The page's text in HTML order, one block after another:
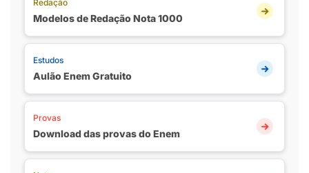
Redação
Modelos de Redação Nota 1000
Estudos
Aulão Enem Gratuito
Provas
Download das provas do Enem